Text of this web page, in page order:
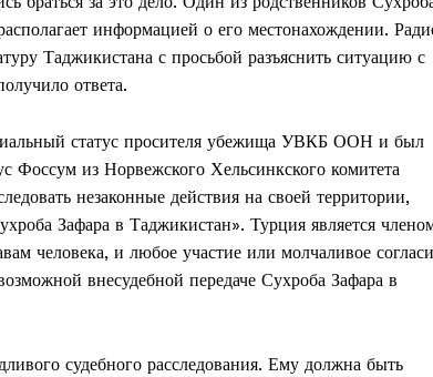
информацией о его местонахождении.
Таджикистана с просьбой разъяснить ситуацию с
ответа.
статус просителя убежища УВКБ ООН и был
Фоссум из Норвежского Хельсинкского комитета
незаконные действия на своей территории,
Зафара в Таджикистан». Турция является
человека, и любое участие или молчаливое
внесудебной передаче Сухроба Зафара в
судебного расследования. Ему должна быть